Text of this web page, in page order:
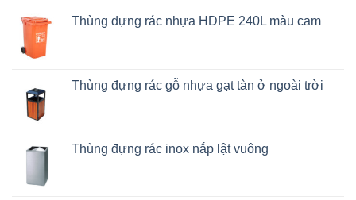
Thùng đựng rác nhựa HDPE 240L màu cam
Thùng đựng rác gỗ nhựa gạt tàn ở ngoài trời
Thùng đựng rác inox nắp lật vuông